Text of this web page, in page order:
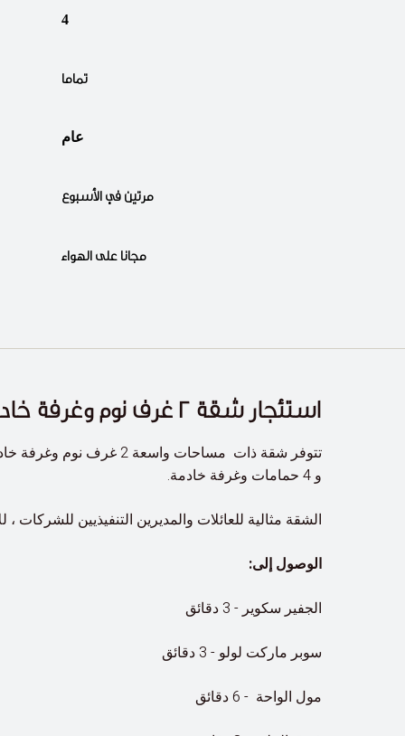
4
تماما
عام
مرتين في الأسبوع
مجانا على الهواء
استئجار شقة 2 غرف نوم وغرفة خادمة - واجهة المدينة في فونتانا تاورز ، البحرين.
و 4 حمامات وغرفة خادمة.
الشقة مثالية للعائلات والمديرين التنفيذيين
الوصول إلى:
الجفير سكوير - 3 دقائق
سوبر ماركت لولو - 3 دقائق
مول الواحة - 6 دقائق